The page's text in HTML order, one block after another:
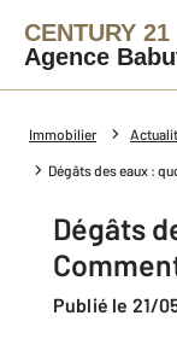
CENTURY 21
Agence
Immobilier
Dégâts des eaux :
Dégâts
Publié le 21/